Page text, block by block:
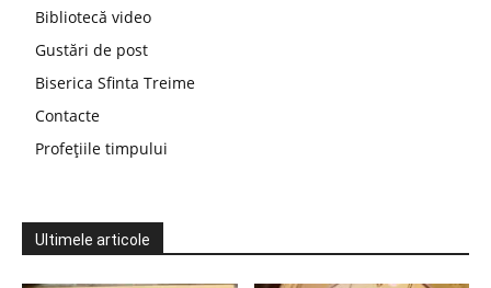
Bibliotecă video
Gustări de post
Biserica Sfinta Treime
Contacte
Profețiile timpului
Ultimele articole